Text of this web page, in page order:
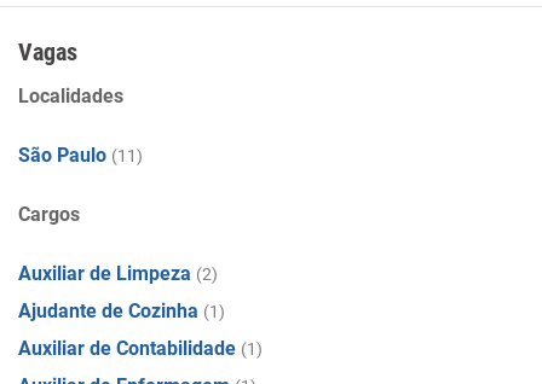
Vagas
Localidades
São Paulo (11)
Cargos
Auxiliar de Limpeza (2)
Ajudante de Cozinha (1)
Auxiliar de Contabilidade (1)